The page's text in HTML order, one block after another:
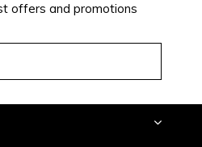
offers and promotions